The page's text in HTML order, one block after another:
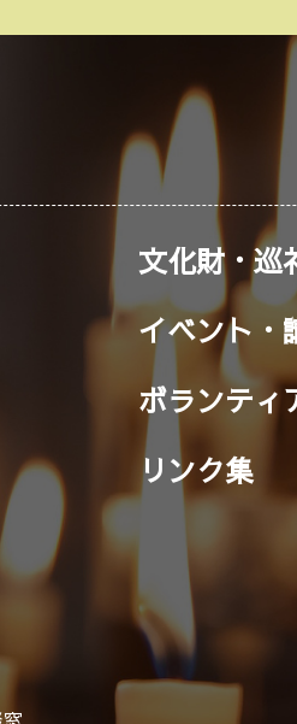
文化財・巡
イベント・
ボランティ
リンク集